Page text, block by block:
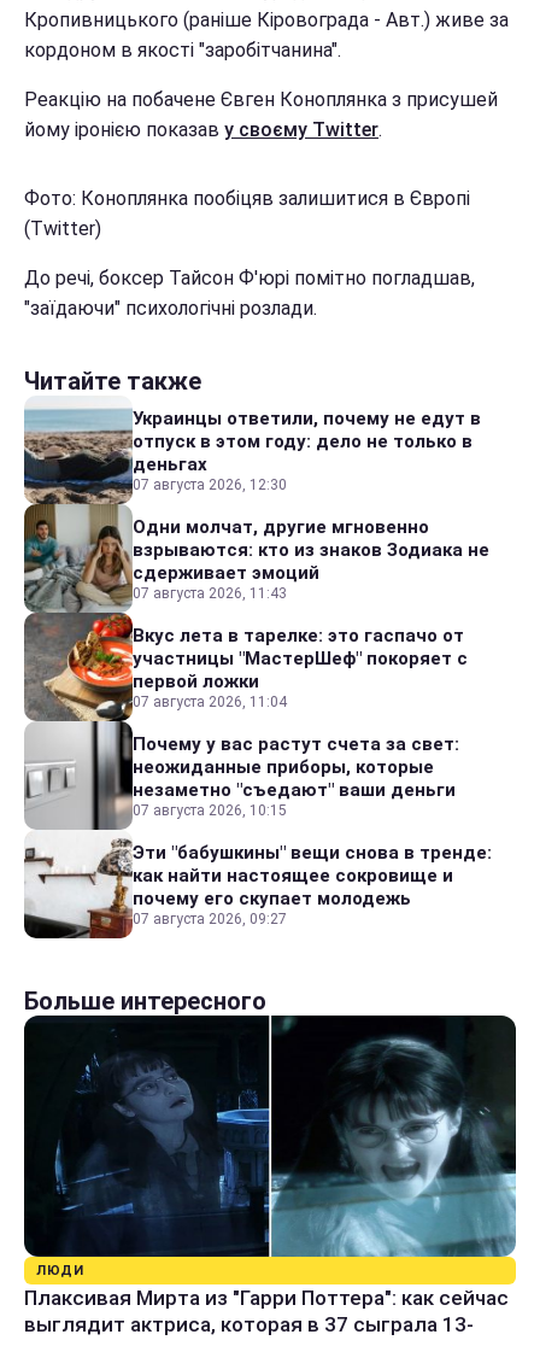
Кропивницького (раніше Кіровограда - Авт.) живе за
кордоном в якості "заробітчанина".
Реакцію на побачене Євген Коноплянка з присушей
йому іронією показав у своєму Twitter.
Фото: Коноплянка пообіцяв залишитися в Європі
(Twitter)
До речi, боксер Тайсон Ф'юрі помітно погладшав,
"заїдаючи" психологічні розлади.
Читайте также
Украинцы ответили, почему не едут в
отпуск в этом году: дело не только в
деньгах
07 августа 2026, 12:30
Одни молчат, другие мгновенно
взрываются: кто из знаков Зодиака не
сдерживает эмоций
07 августа 2026, 11:43
Вкус лета в тарелке: это гаспачо от
участницы "МастерШеф" покоряет с
первой ложки
07 августа 2026, 11:04
Почему у вас растут счета за свет:
неожиданные приборы, которые
незаметно "съедают" ваши деньги
07 августа 2026, 10:15
Эти "бабушкины" вещи снова в тренде:
как найти настоящее сокровище и
почему его скупает молодежь
07 августа 2026, 09:27
Больше интересного
ЛЮДИ
Плаксивая Мирта из "Гарри Поттера": как сейчас
выглядит актриса, которая в 37 сыграла 13-